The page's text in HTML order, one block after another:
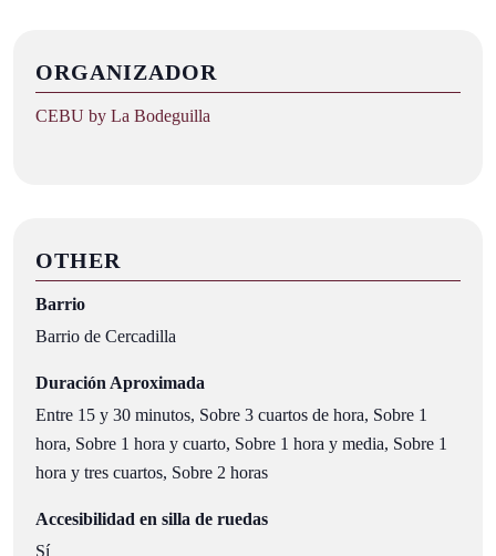
ORGANIZADOR
CEBU by La Bodeguilla
OTHER
Barrio
Barrio de Cercadilla
Duración Aproximada
Entre 15 y 30 minutos, Sobre 3 cuartos de hora, Sobre 1
hora, Sobre 1 hora y cuarto, Sobre 1 hora y media, Sobre 1
hora y tres cuartos, Sobre 2 horas
Accesibilidad en silla de ruedas
Sí